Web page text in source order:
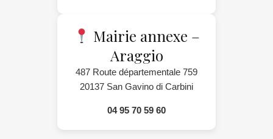
Mairie annexe –
Araggio
487 Route départementale 759
20137 San Gavino di Carbini
04 95 70 59 60